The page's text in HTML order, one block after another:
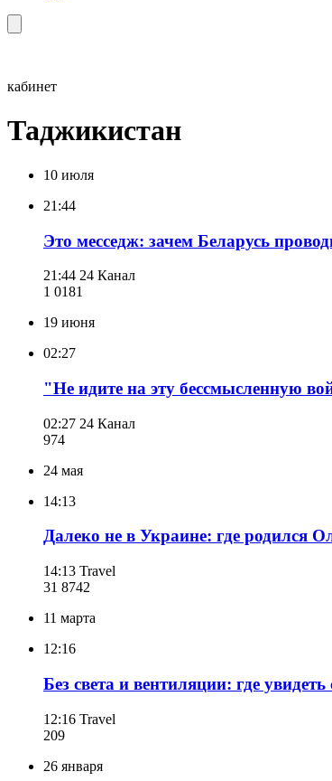
кабинет
Таджикистан
10 июля
21:44
Это месседж: зачем Беларусь
21:44 24 Канал
1 0181
19 июня
02:27
"Не идите на эту бессмысленную
02:27 24 Канал
974
24 мая
14:13
Далеко не в Украине: где родился
14:13 Travel
31 8742
11 марта
12:16
Без света и вентиляции: где
12:16 Travel
209
26 января